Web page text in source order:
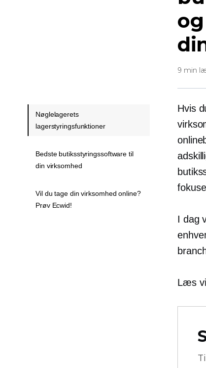
9 min
Hvis
I dag
Læs
Nøglelagerets
lagerstyringsfunktioner
Bedste butiksstyringssoftware til
din virksomhed
Vil du tage din virksomhed online?
Prøv Ecwid!